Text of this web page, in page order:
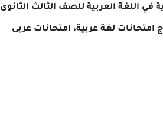
في اللغة العربية للصف الثالث الثانوى
حصص مصر ،منصة حصص مصر للثانوية العامة 2021 نماذج امتحانات لغة عربية، امتحانات عربى